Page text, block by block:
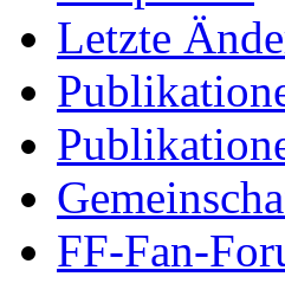
Letzte
FF-Fan-